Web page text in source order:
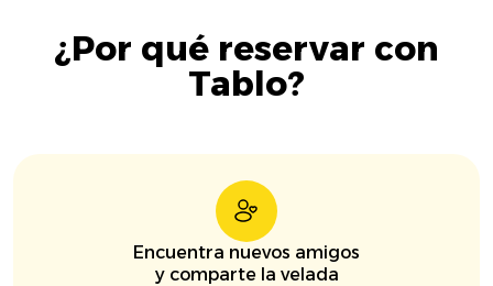
¿Por qué reservar con
Tablo?
Encuentra nuevos amigos
y comparte la velada